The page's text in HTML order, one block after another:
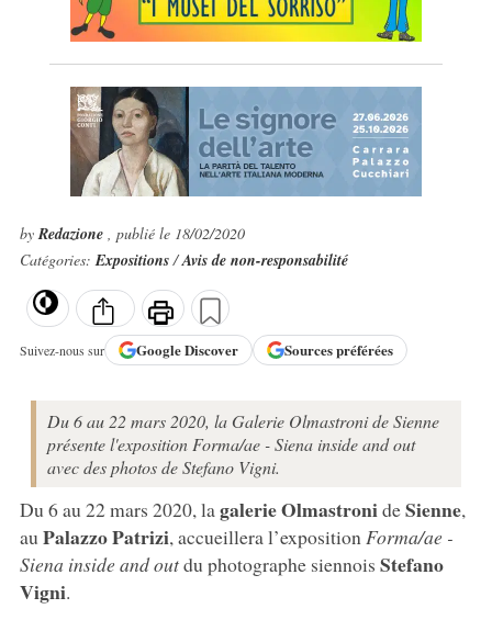
byRedazione , publié le 18/02/2020
Catégories:Expositions/Avis de non-responsabilité
Suivez-nous sur GoogleDiscover Sources préférées
Du 6 au 22 mars 2020, la Galerie Olmastroni de Sienne
présente l'exposition Forma/ae - Siena inside and out
avec des photos de Stefano Vigni.
Du 6 au 22 mars 2020, lagalerie OlmastronideSienne,
auPalazzo Patrizi, accueillera l’exposition Forma/ae -
Siena inside and outdu photographe siennois Stefano
Vigni.